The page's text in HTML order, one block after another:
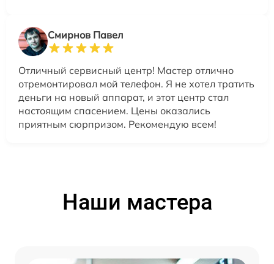
Смирнов Павел
Отличный сервисный центр! Мастер отлично
отремонтировал мой телефон. Я не хотел тратить
деньги на новый аппарат, и этот центр стал
настоящим спасением. Цены оказались
приятным сюрпризом. Рекомендую всем!
Наши мастера